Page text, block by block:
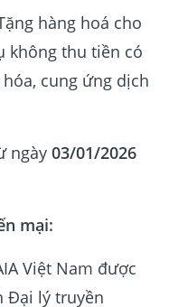
hàng hoá cho
không thu tiền có
cung ứng dịch
ngày 03/01/2026
mại:
Việt Nam được
Đại lý truyền